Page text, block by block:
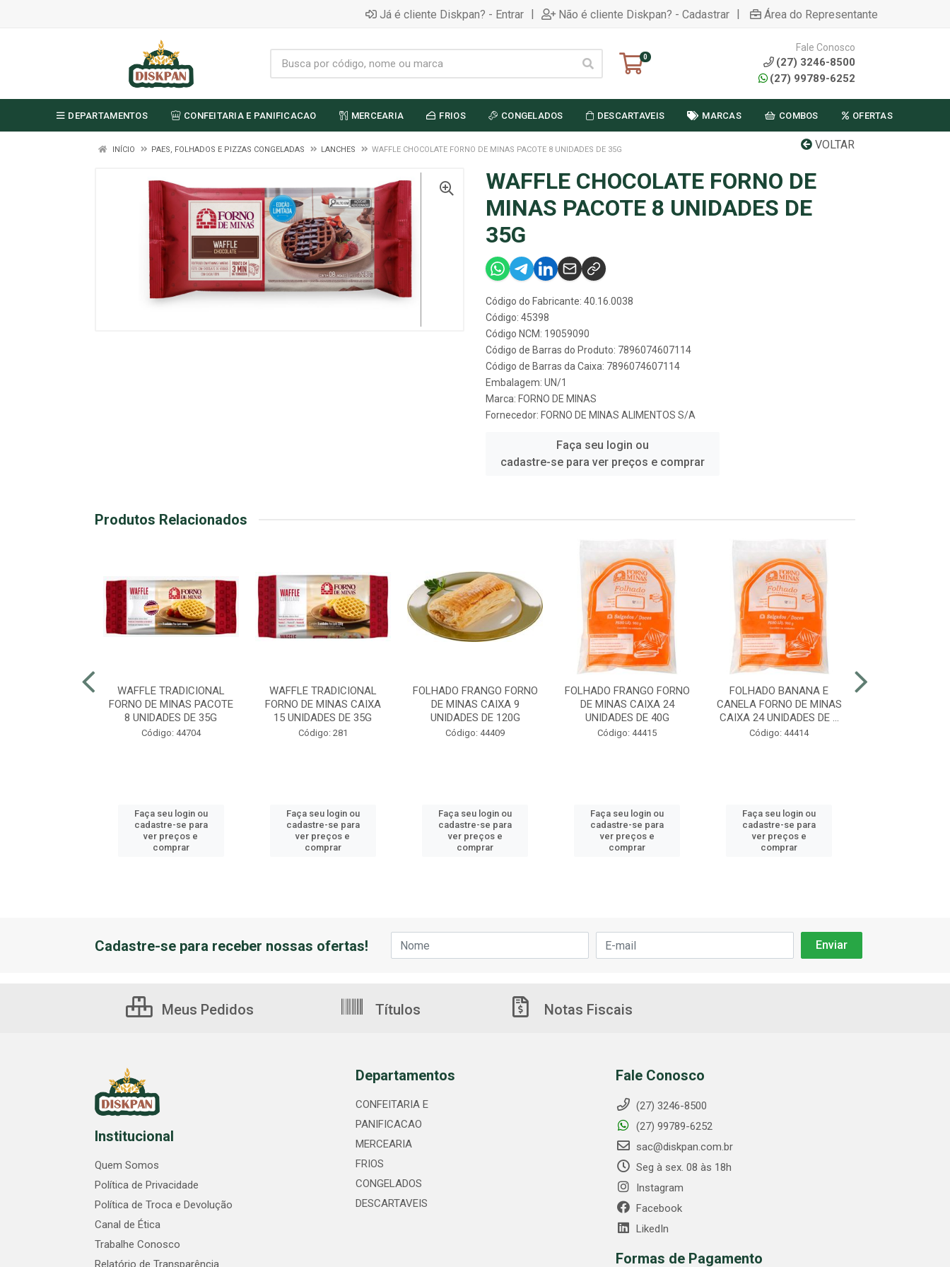
Já é cliente Diskpan? - Entrar | Não é cliente Diskpan? - Cadastrar | Área do Representante
0
Fale Conosco
(27) 3246-8500
(27) 99789-6252
DEPARTAMENTOS CONFEITARIA E PANIFICACAO MERCEARIA FRIOS CONGELADOS DESCARTAVEIS MARCAS COMBOS OFERTAS
VOLTAR
INÍCIO PAES, FOLHADOS E PIZZAS CONGELADAS LANCHES WAFFLE CHOCOLATE FORNO DE MINAS PACOTE 8 UNIDADES DE 35G
WAFFLE CHOCOLATE FORNO DE
MINAS PACOTE 8 UNIDADES DE
35G
Código do Fabricante: 40.16.0038
Código: 45398
Código NCM: 19059090
Código de Barras do Produto: 7896074607114
Código de Barras da Caixa: 7896074607114
Embalagem: UN/1
Marca: FORNO DE MINAS
Fornecedor: FORNO DE MINAS ALIMENTOS S/A
Faça seu login ou
cadastre-se para ver preços e comprar
Produtos Relacionados
WAFFLE TRADICIONAL
FORNO DE MINAS PACOTE
8 UNIDADES DE 35G
Código: 44704
Faça seu login ou
cadastre-se para
ver preços e
comprar
WAFFLE TRADICIONAL
FORNO DE MINAS CAIXA
15 UNIDADES DE 35G
Código: 281
Faça seu login ou
cadastre-se para
ver preços e
comprar
FOLHADO FRANGO FORNO
DE MINAS CAIXA 9
UNIDADES DE 120G
Código: 44409
Faça seu login ou
cadastre-se para
ver preços e
comprar
FOLHADO FRANGO FORNO
DE MINAS CAIXA 24
UNIDADES DE 40G
Código: 44415
Faça seu login ou
cadastre-se para
ver preços e
comprar
FOLHADO BANANA E
CANELA FORNO DE MINAS
CAIXA 24 UNIDADES DE ...
Código: 44414
Faça seu login ou
cadastre-se para
ver preços e
comprar
Cadastre-se para receber nossas ofertas!
Meus Pedidos Títulos Notas Fiscais
Institucional
Quem Somos
Política de Privacidade
Política de Troca e Devolução
Canal de Ética
Trabalhe Conosco
Relatório de Transparência
Departamentos
CONFEITARIA E
PANIFICACAO
MERCEARIA
FRIOS
CONGELADOS
DESCARTAVEIS
Fale Conosco
(27) 3246-8500
(27) 99789-6252
sac@diskpan.com.br
Seg à sex. 08 às 18h
Instagram
Facebook
LikedIn
Formas de Pagamento